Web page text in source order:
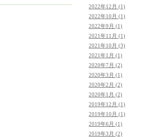
2022年12月 (1)
2022年10月 (1)
2022年9月 (1)
2021年11月 (1)
2021年10月 (3)
2021年1月 (1)
2020年7月 (2)
2020年3月 (1)
2020年2月 (2)
2020年1月 (2)
2019年12月 (1)
2019年10月 (1)
2019年6月 (1)
2019年3月 (2)